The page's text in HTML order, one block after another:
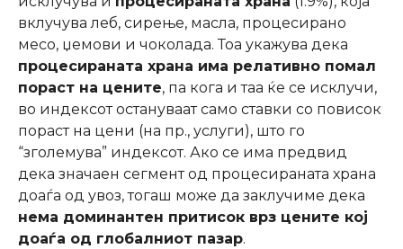
вклучува леб, сирење, масла, процесирано
месо, џемови и чоколада. Тоа укажува дека
процесираната храна има релативно помал
пораст на цените, па кога и таа ќе се исклучи,
во индексот остануваат само ставки со повисок
пораст на цени (на пр., услуги), што го
“зголемува” индексот. Ако се има предвид
дека значаен сегмент од процесираната храна
доаѓа од увоз, тогаш може да заклучиме дека
нема доминантен притисок врз цените кој
доаѓа од глобалниот пазар.